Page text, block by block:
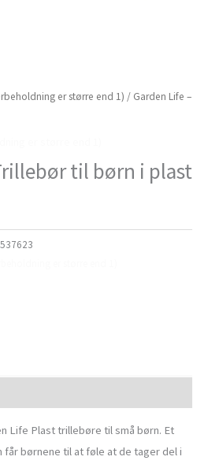
er større end 1) / Garden Life –
til børn i plast
Life Plast trillebøre til små børn. Et
børnene til at føle at de tager del i